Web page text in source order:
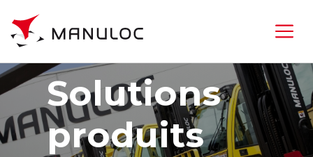
Solutions
produits